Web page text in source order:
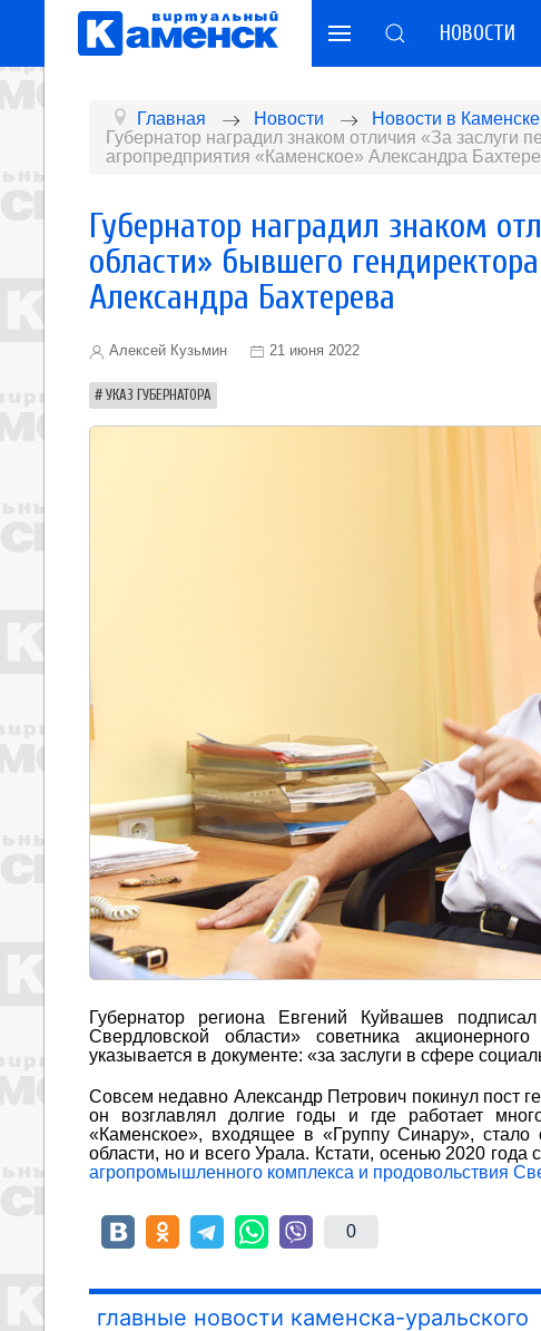
НОВОСТИ
Главная Новости
Новости в Каменске
Губернатор наградил знаком отличия «За заслуги
агропредприятия «Каменское» Александра
Губернатор наградил знаком
области» бывшего
Александра Бахтерева
Алексей Кузьмин 21 июня 2022
УКАЗ ГУБЕРНАТОРА
Губернатор региона Евгений Куйвашев
Свердловской области» советника
указывается в документе: «за заслуги в сфере
Совсем недавно Александр Петрович покинул пост
он возглавлял долгие годы и где работает
«Каменское», входящее в «Группу Синару»,
области, но и всего Урала. Кстати, осенью 2020
агропромышленного комплекса и продовольствия
0
главные новости каменска-уральского